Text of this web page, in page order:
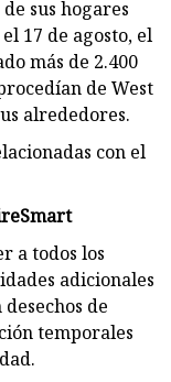
sus hogares
17 de agosto, el
más de 2.400
de West
alrededores.
con el
a todos los
adicionales
de
temporales